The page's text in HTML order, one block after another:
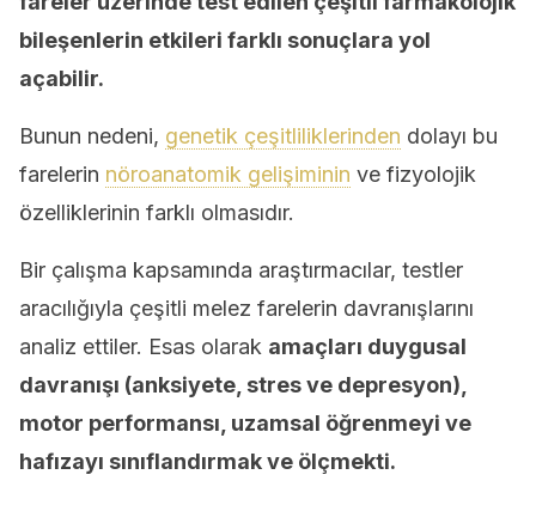
bileşenlerin etkileri farklı sonuçlara yol
açabilir.
Bunun nedeni, genetik çeşitliliklerinden dolayı bu
farelerin nöroanatomik gelişiminin ve fizyolojik
özelliklerinin farklı olmasıdır.
Bir çalışma kapsamında araştırmacılar, testler
aracılığıyla çeşitli melez farelerin davranışlarını
analiz ettiler. Esas olarak amaçları duygusal
davranışı (anksiyete, stres ve depresyon),
motor performansı, uzamsal öğrenmeyi ve
hafızayı sınıflandırmak ve ölçmekti.